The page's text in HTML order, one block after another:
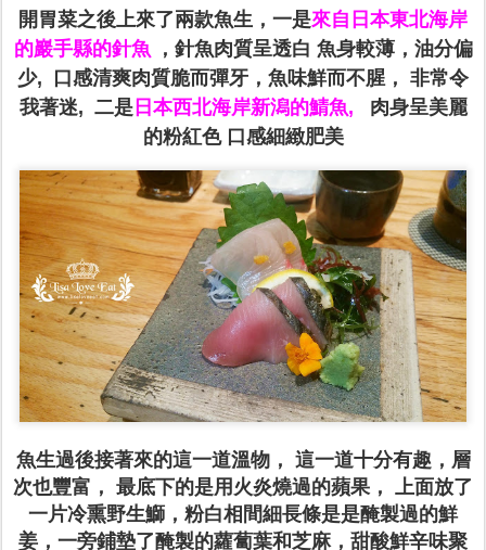
開胃菜之後上來了兩款魚生，一是來自日本東北海岸
的巖手縣的針魚
，針魚肉質呈透白 魚身較薄，油分偏
少, 口感清爽肉質脆而彈牙，魚味鮮而不腥， 非常令
我著迷, 二是日本西北海岸新潟的鯖魚, 肉身呈美麗
的粉紅色 口感細緻肥美
魚生過後接著來的這一道溫物， 這一道十分有趣，層
次也豐富， 最底下的是用火炎燒過的蘋果， 上面放了
一片冷熏野生鰤，粉白相間細長條是是醃製過的鮮
姜，一旁鋪墊了醃製的蘿蔔葉和芝麻，甜酸鮮辛味聚